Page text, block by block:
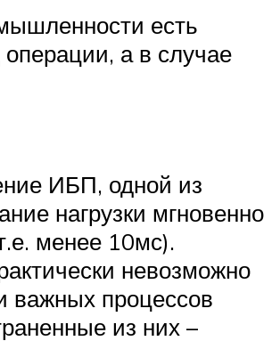
есть
а в случае
ИБП, одной из
нагрузки мгновенно
менее 10мс).
невозможно
важных процессов
из них –